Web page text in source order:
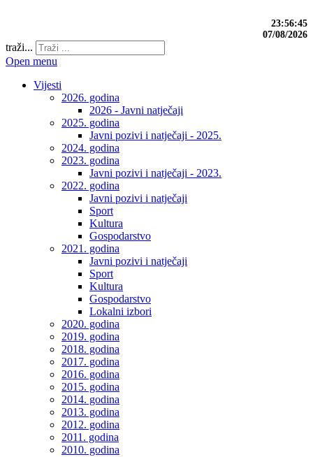
23:56:46
07/08/2026
traži...
Open menu
Vijesti
2026. godina
2026 - Javni natječaji
2025. godina
Javni pozivi i natječaji - 2025.
2024. godina
2023. godina
Javni pozivi i natječaji - 2023.
2022. godina
Javni pozivi i natječaji
Sport
Kultura
Gospodarstvo
2021. godina
Javni pozivi i natječaji
Sport
Kultura
Gospodarstvo
Lokalni izbori
2020. godina
2019. godina
2018. godina
2017. godina
2016. godina
2015. godina
2014. godina
2013. godina
2012. godina
2011. godina
2010. godina